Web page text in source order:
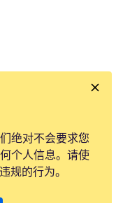
绝对不会要求您
个人信息。请使
规的行为。